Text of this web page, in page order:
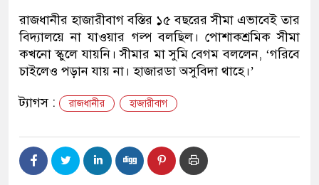
রাজধানীর হাজারীবাগ বস্তির ১৫ বছরের সীমা এভাবেই তার
বিদ্যালয়ে না যাওয়ার গল্প বলছিল। পোশাকশ্রমিক সীমা
কখনো স্কুলে যায়নি। সীমার মা সুমি বেগম বললেন, ‘গরিবে
চাইলেও পড়ান যায় না। হাজারডা অসুবিদা থাহে।’
ট্যাগস :
রাজধানীর হাজারীবাগ